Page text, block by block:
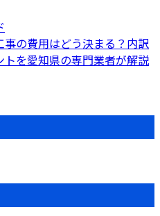
事の費用はどう決まる？内訳
トを愛知県の専門業者が解説